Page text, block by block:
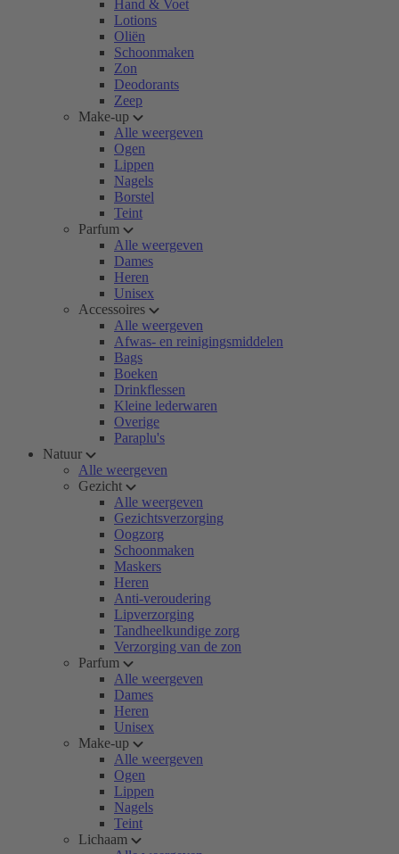
Hand & Voet
Lotions
Oliën
Schoonmaken
Zon
Deodorants
Zeep
Make-up
Alle weergeven
Ogen
Lippen
Nagels
Borstel
Teint
Parfum
Alle weergeven
Dames
Heren
Unisex
Accessoires
Alle weergeven
Afwas- en reinigingsmiddelen
Bags
Boeken
Drinkflessen
Kleine lederwaren
Overige
Paraplu's
Natuur
Alle weergeven
Gezicht
Alle weergeven
Gezichtsverzorging
Oogzorg
Schoonmaken
Maskers
Heren
Anti-veroudering
Lipverzorging
Tandheelkundige zorg
Verzorging van de zon
Parfum
Alle weergeven
Dames
Heren
Unisex
Make-up
Alle weergeven
Ogen
Lippen
Nagels
Teint
Lichaam